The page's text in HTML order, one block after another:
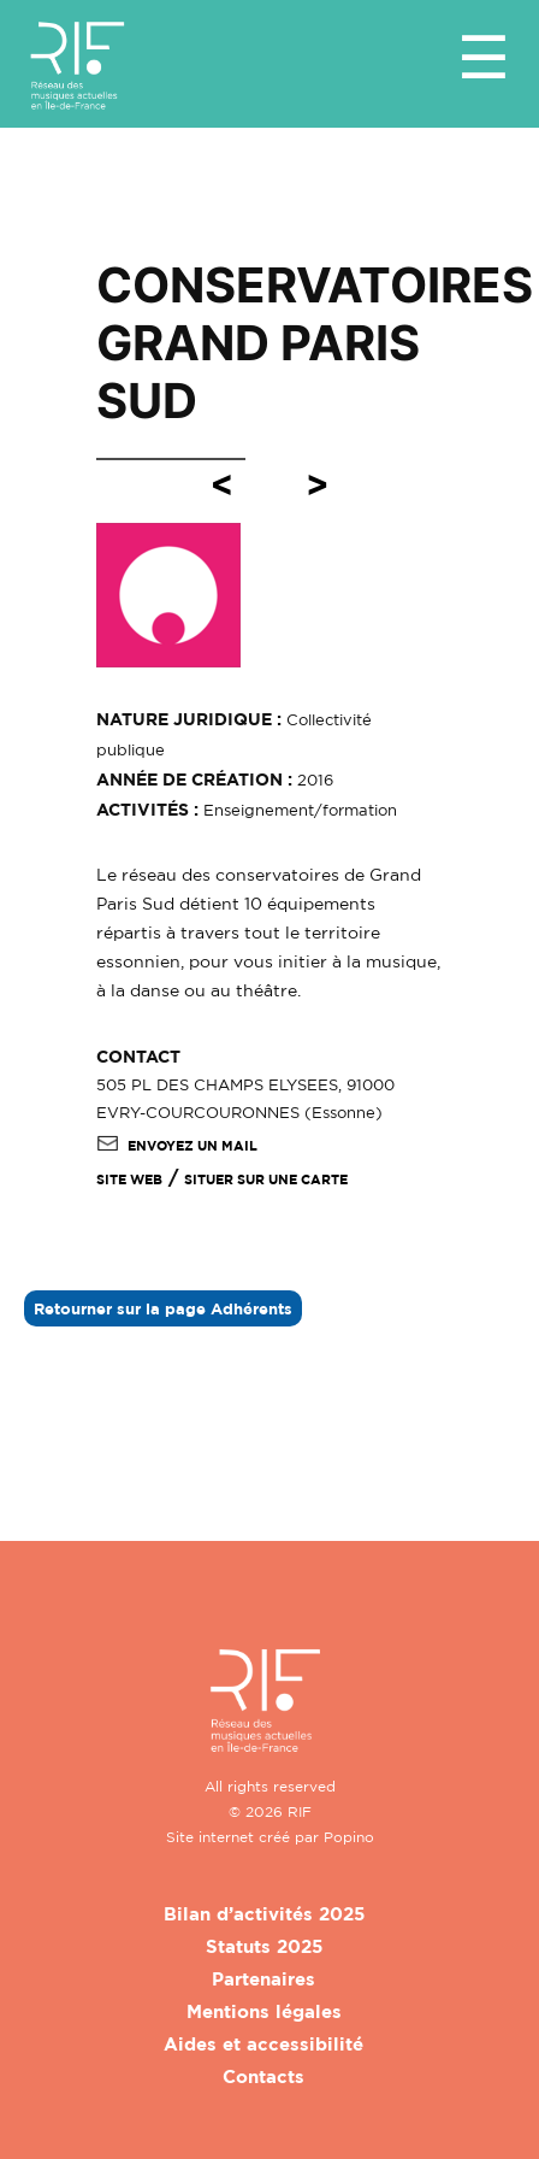
☰
CONSERVATOIRES
GRAND PARIS
SUD
NATURE JURIDIQUE : Collectivité
publique
ANNÉE DE CRÉATION : 2016
ACTIVITÉS : Enseignement/formation
Le réseau des conservatoires de Grand
Paris Sud détient 10 équipements
répartis à travers tout le territoire
essonnien, pour vous initier à la musique,
à la danse ou au théâtre.
CONTACT
505 PL DES CHAMPS ELYSEES, 91000
EVRY-COURCOURONNES (Essonne)
ENVOYEZ UN MAIL
SITE WEB / SITUER SUR UNE CARTE
< >
Retourner sur la page Adhérents
All rights reserved
© 2026 RIF
Site internet créé par Popino
Bilan d’activités 2025
Statuts 2025
Partenaires
Mentions légales
Aides et accessibilité
Contacts